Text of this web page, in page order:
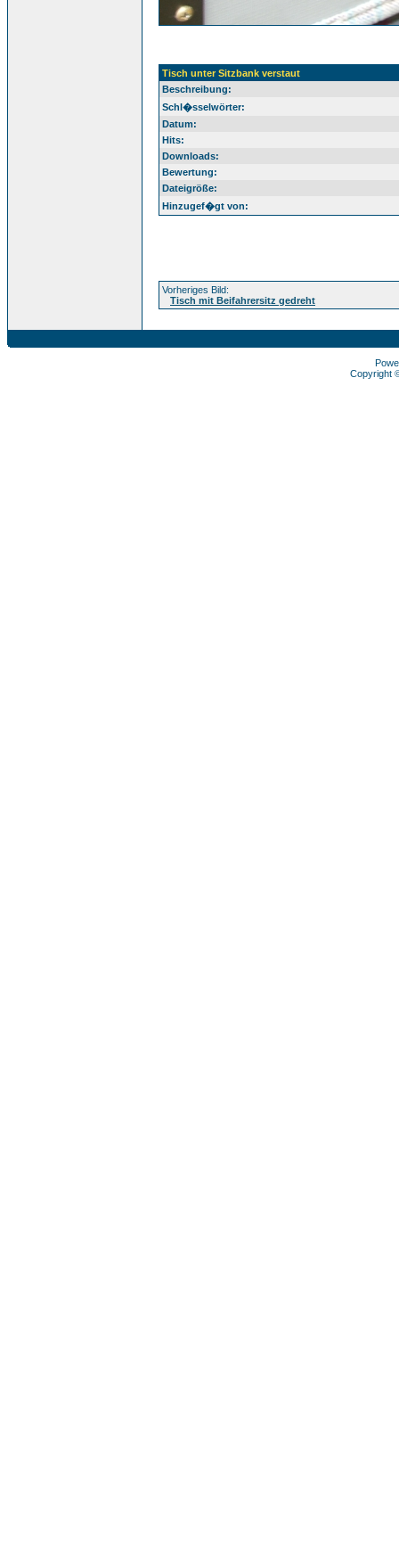
Tisch unter Sitzbank verstaut
Beschreibung:
Schl�sselwörter:
Datum:
Hits:
Downloads:
Bewertung:
Dateigröße:
Hinzugef�gt von:
Vorheriges Bild:
Tisch mit Beifahrersitz gedreht
Copyright